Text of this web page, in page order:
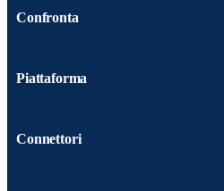
Confronta
Piattaforma
Connettori